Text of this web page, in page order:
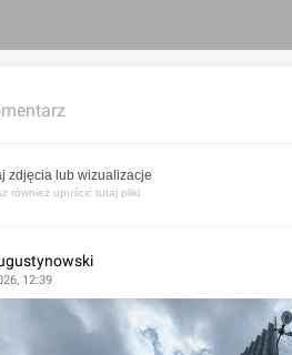
zdjęcia lub wizualizacje
również upuścić tutaj pliki
12:39